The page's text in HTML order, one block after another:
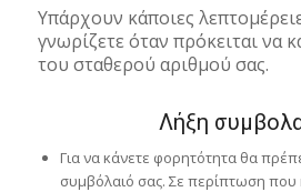
Υπάρχουν κάποιες
γνωρίζετε όταν πρόκειται να
του σταθερού αριθμού σας.
Λήξη
Για να κάνετε φορητότητα θα
συμβόλαιό σας. Σε περίπτωση που